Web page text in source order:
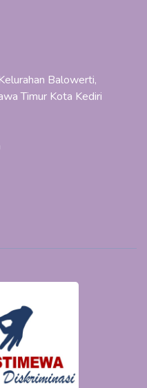
Balowerti,
Timur Kota Kediri